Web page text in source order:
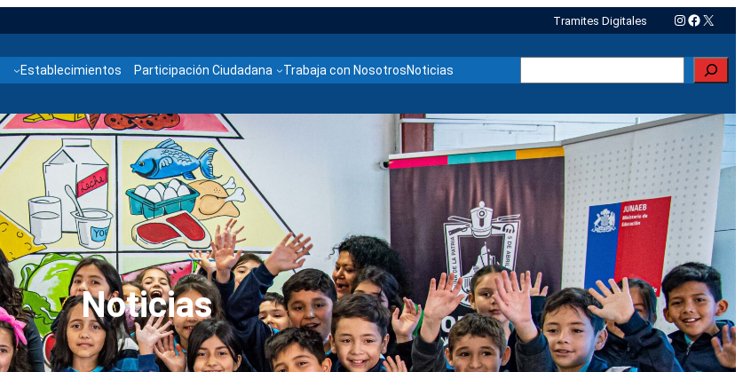
Tramites Digitales Instagram
X
Establecimientos Participación Ciudadana Trabaja con NosotrosNoticias
Noticias